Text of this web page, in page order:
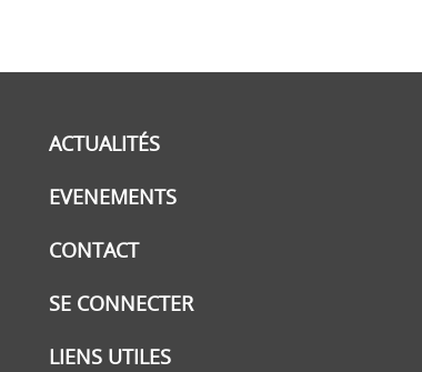
ACTUALITÉS
EVENEMENTS
CONTACT
SE CONNECTER
LIENS UTILES